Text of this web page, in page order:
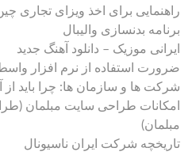
راهنمایی برای اخذ ویزای تجاری
برنامه بدنسازی والیبال
ایرانی موزیک – دانلود آهنگ جدید
ضرورت استفاده از نرم افزار
شرکت ها و سازمان ها: چرا باید از
امکانات طراحی سایت مبلمان
مبلمان)
تاریخچه شرکت ایران ناسیونال